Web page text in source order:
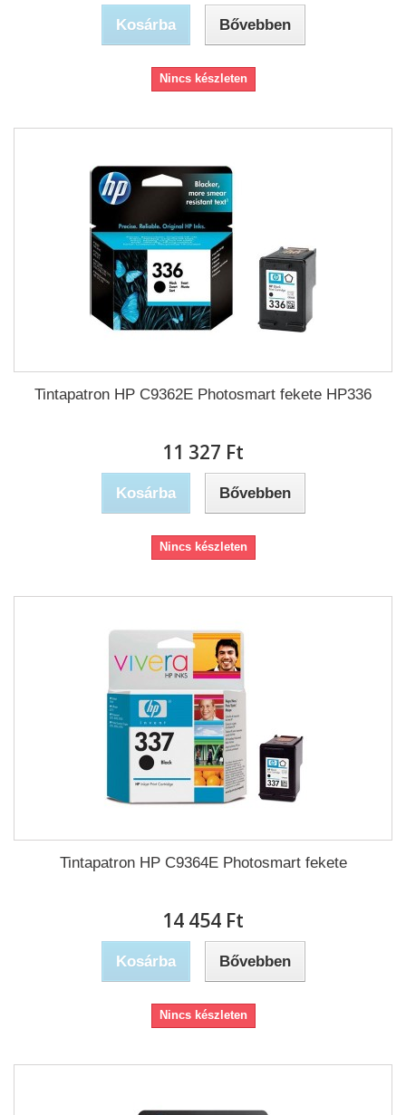
Kosárba Bővebben
Nincs készleten
Tintapatron HP C9362E Photosmart fekete HP336
11 327 Ft‎
Kosárba Bővebben
Nincs készleten
Tintapatron HP C9364E Photosmart fekete
14 454 Ft‎
Kosárba Bővebben
Nincs készleten